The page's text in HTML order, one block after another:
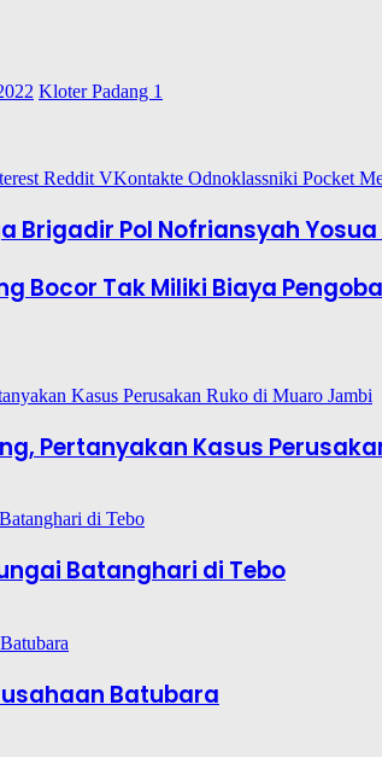
Kloter Padang 1
Reddit VKontakte Odnoklassniki Pocket
Brigadir Pol Nofriansyah
Bocor Tak Miliki Biaya
Pertanyakan Kasus
Batanghari di Tebo
Batubara